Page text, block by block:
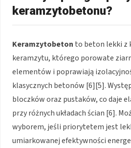
keramzytobetonu?
Keramzytobeton to beton lekki z
keramzytu, którego porowate
elementów i poprawiają
klasycznych betonów [6][5].
bloczków oraz pustaków, co daje
przy różnych układach ścian [6].
wyborem, jeśli priorytetem jest
umiarkowanej efektywności